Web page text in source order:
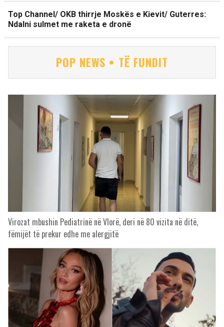
Top Channel/ OKB thirrje Moskës e Kievit/ Guterres:
Ndalni sulmet me raketa e dronë
POP NEWS • TË FUNDIT
Virozat mbushin Pediatrinë në Vlorë, deri në 80 vizita në ditë,
fëmijët të prekur edhe me alergjitë